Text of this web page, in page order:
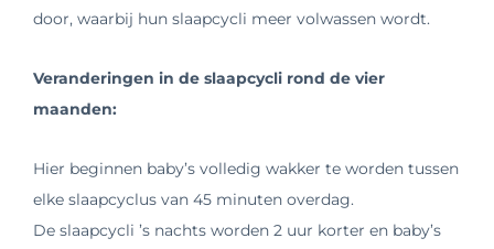
door, waarbij hun slaapcycli meer volwassen wordt.
Veranderingen in de slaapcycli rond de vier
maanden:
Hier beginnen baby’s volledig wakker te worden tussen
elke slaapcyclus van 45 minuten overdag.
De slaapcycli ’s nachts worden 2 uur korter en baby’s